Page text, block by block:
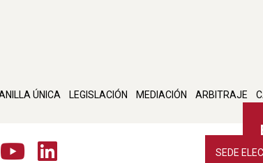
ÚNICA LEGISLACIÓN MEDIACIÓN ARBITRAJE
SEDE